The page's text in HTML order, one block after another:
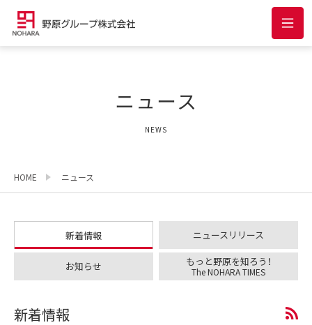
ニュース
NEWS
HOME ニュース
新着情報 ニュースリリース
お知らせ もっと野原を知ろう！
The NOHARA TIMES
新着情報